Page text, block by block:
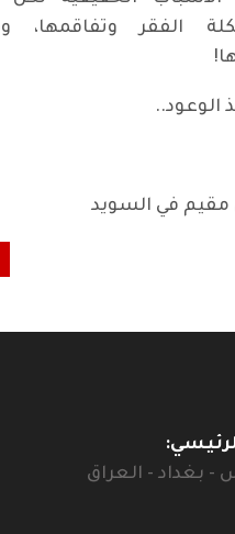
الفقر وتفاقمها،
الوعود..
مقيم في السويد
تكيّف مع الحياة على مسافات متباعدة
- بغداد - العراق